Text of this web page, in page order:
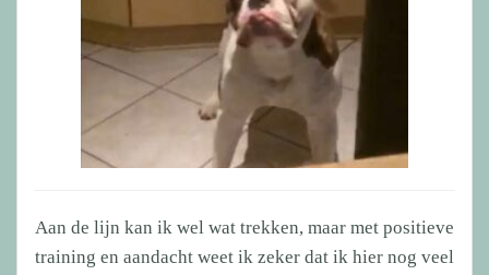
Aan de lijn kan ik wel wat trekken, maar met positieve
training en aandacht weet ik zeker dat ik hier nog veel